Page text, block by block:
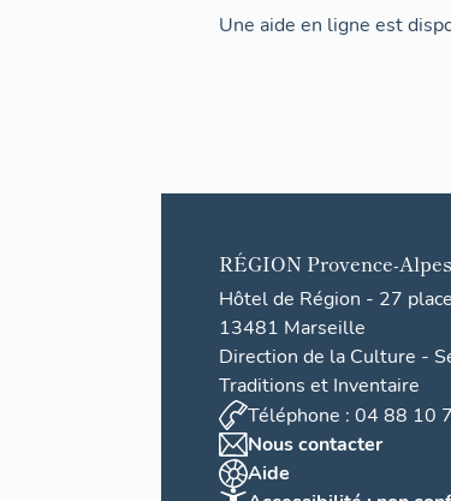
Une aide en ligne est
RÉGION Provence-
Hôtel de Région - 27
13481 Marseille
Direction de la Culture -
Traditions et Inventaire
Téléphone : 04 88 10
Nous contacter
Aide